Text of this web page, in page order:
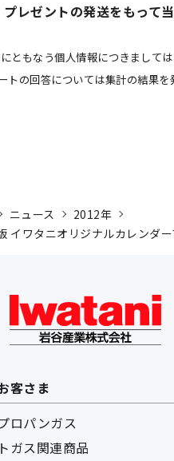
レゼントの発送をもって
ともなう個人情報につきまして
トの回答については集計の結果
ニュース
2012年
イワタニオリジナルカレンダ
客さま
ロパンガス
ガス関連商品